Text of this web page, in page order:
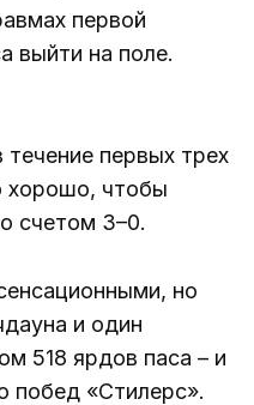
первой
выйти на поле.
первых трех
хорошо, чтобы
счетом 3–0.
но
и один
518 ярдов паса – и
побед «Стилерс».